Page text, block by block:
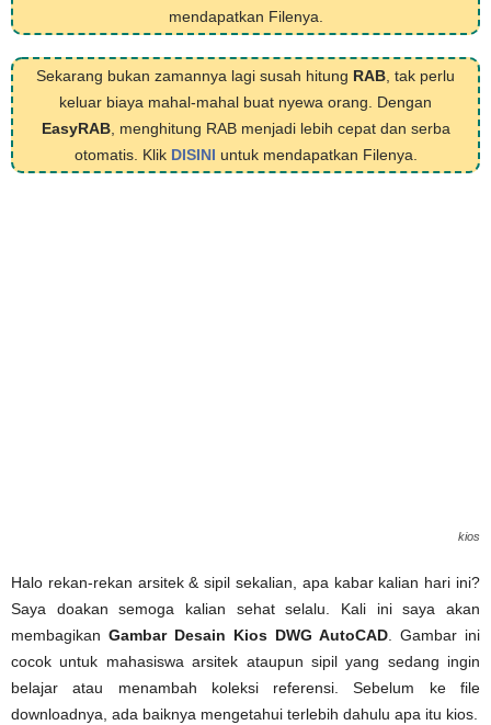
mendapatkan Filenya.
Sekarang bukan zamannya lagi susah hitung RAB , tak perlu
keluar biaya mahal-mahal buat nyewa orang. Dengan
EasyRAB, menghitung RAB menjadi lebih cepat dan serba
otomatis. Klik DISINI untuk mendapatkan Filenya.
kios
Halo rekan-rekan arsitek & sipil sekalian, apa kabar kalian hari ini?
Saya doakan semoga kalian sehat selalu. Kali ini saya akan
membagikan Gambar Desain Kios DWG AutoCAD. Gambar ini
cocok untuk mahasiswa arsitek ataupun sipil yang sedang ingin
belajar atau menambah koleksi referensi. Sebelum ke file
downloadnya, ada baiknya mengetahui terlebih dahulu apa itu kios.